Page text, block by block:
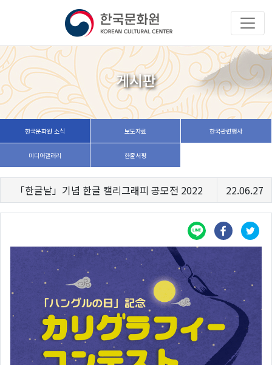
게시판
한국문화원 소식 보도자료 한국관련행사
미디어갤러리 한줄서평
「한글날」기념 한글 캘리그래피 공모전 2022 22.06.27